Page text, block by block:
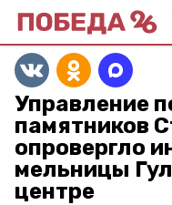
Управление
памятников
опровергло
мельницы
центре